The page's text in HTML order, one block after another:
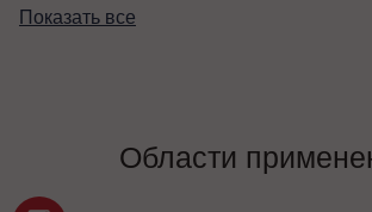
Показать все
Области